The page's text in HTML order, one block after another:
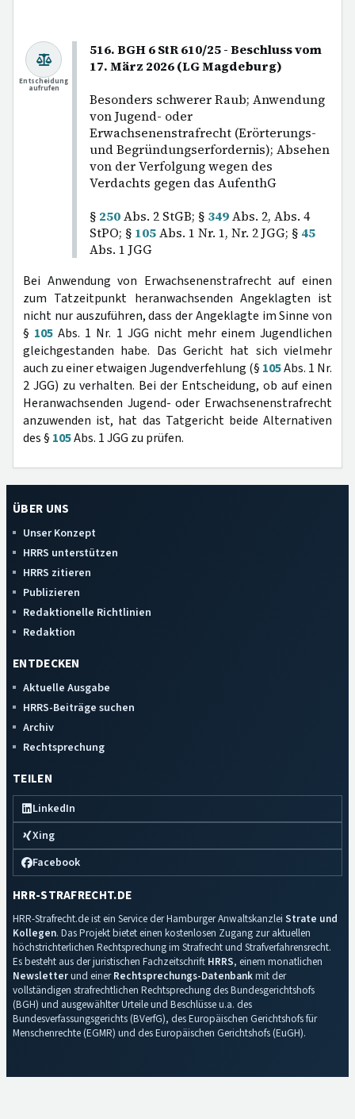
516. BGH 6 StR 610/25 - Beschluss vom
17. März 2026 (LG Magdeburg)
Besonders schwerer Raub; Anwendung
von Jugend- oder
Erwachsenenstrafrecht (Erörterungs-
und Begründungserfordernis); Absehen
von der Verfolgung wegen des
Verdachts gegen das AufenthG
§ 250Abs. 2 StGB; § 349Abs. 2, Abs. 4
StPO; § 105Abs. 1 Nr. 1, Nr. 2 JGG; § 45
Abs. 1 JGG
Entscheidung
aufrufen
Bei Anwendung von Erwachsenenstrafrecht auf einen
zum Tatzeitpunkt heranwachsenden Angeklagten ist
nicht nur auszuführen, dass der Angeklagte im Sinne von
§ 105 Abs. 1 Nr. 1 JGG nicht mehr einem Jugendlichen
gleichgestanden habe. Das Gericht hat sich vielmehr
auch zu einer etwaigen Jugendverfehlung (§ 105Abs. 1 Nr.
2 JGG) zu verhalten. Bei der Entscheidung, ob auf einen
Heranwachsenden Jugend- oder Erwachsenenstrafrecht
anzuwenden ist, hat das Tatgericht beide Alternativen
des § 105Abs. 1 JGG zu prüfen.
ÜBER UNS
Unser Konzept
HRRS unterstützen
HRRS zitieren
Publizieren
Redaktionelle Richtlinien
Redaktion
ENTDECKEN
Aktuelle Ausgabe
HRRS-Beiträge suchen
Archiv
Rechtsprechung
TEILEN
LinkedIn
Xing
Facebook
HRR-STRAFRECHT.DE
HRR-Strafrecht.de ist ein Service der Hamburger Anwaltskanzlei Strate und
Kollegen. Das Projekt bietet einen kostenlosen Zugang zur aktuellen
höchstrichterlichen Rechtsprechung im Strafrecht und Strafverfahrensrecht.
Es besteht aus der juristischen Fachzeitschrift HRRS, einem monatlichen
Newsletterund einerRechtsprechungs-Datenbankmit der
vollständigen strafrechtlichen Rechtsprechung des Bundesgerichtshofs
(BGH) und ausgewählter Urteile und Beschlüsse u.a. des
Bundesverfassungsgerichts (BVerfG), des Europäischen Gerichtshofs für
Menschenrechte (EGMR) und des Europäischen Gerichtshofs (EuGH).
Impressum·Datenschutz